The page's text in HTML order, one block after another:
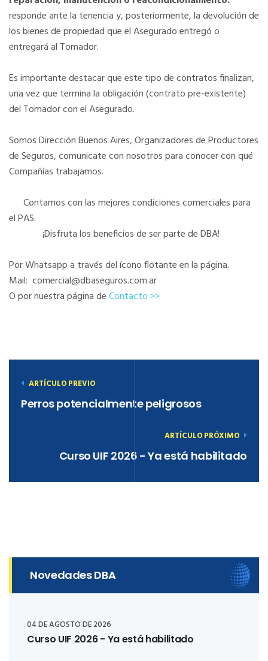
responde ante la tenencia y, posteriormente, la devolución de
los bienes de propiedad que el Asegurado entregó o
entregará al Tomador.
Es importante destacar que este tipo de contratos finalizan,
una vez que termina la obligación (contrato pre-existente)
del Tomador con el Asegurado.
Somos Dirección Buenos Aires, Organizadores de Productores
de Seguros, comunicate con nosotros para conocer con qué
Compañías trabajamos.
Contamos con las mejores condiciones comerciales para
el PAS.
¡Disfruta los beneficios de ser parte de DBA!
Por Whatsapp a través del ícono flotante en la página.
Mail: comercial@dbaseguros.com.ar
O por nuestra página deContacto >>
ARTÍCULO PREVIO
Perros potencialmente peligrosos
ARTÍCULO PRÓXIMO
Curso UIF 2026 - Ya está habilitado
Novedades DBA
04 DE AGOSTO DE 2026
Curso UIF 2026 - Ya está habilitado